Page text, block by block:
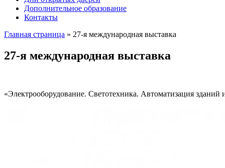
Дополнительное образование
Контакты
Главная страница » 27-я международная выставка
27-я международная выставка
«Электрооборудование. Светотехника. Автоматизация зданий